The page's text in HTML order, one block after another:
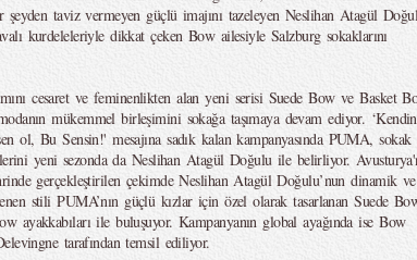
şeyden taviz vermeyen güçlü imajını tazeleyen Neslihan Atagül
kurdeleleriyle dikkat çeken Bow ailesiyle Salzburg sokaklarını
cesaret ve feminenlikten alan yeni serisi Suede Bow ve Basket
mükemmel birleşimini sokağa taşımaya devam ediyor. ‘Kendin
ol, Bu Sensin!' mesajına sadık kalan kampanyasında PUMA, sokak
yeni sezonda da Neslihan Atagül Doğulu ile belirliyor.
gerçekleştirilen çekimde Neslihan Atagül Doğulu’nun dinamik ve
stili PUMA’nın güçlü kızlar için özel olarak tasarlanan Suede
ayakkabıları ile buluşuyor. Kampanyanın global ayağında ise Bow
tarafından temsil ediliyor.